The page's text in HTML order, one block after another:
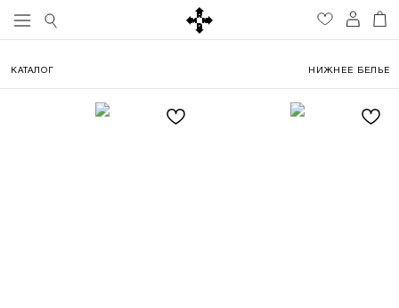
КАТАЛОГ НИЖНЕЕ БЕЛЬЕ